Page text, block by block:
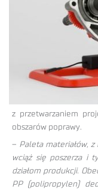
z przetwarzaniem
obszarów poprawy.
– Paleta materiałów,
wciąż się poszerza i
działom produkcji.
PP (polipropylen)